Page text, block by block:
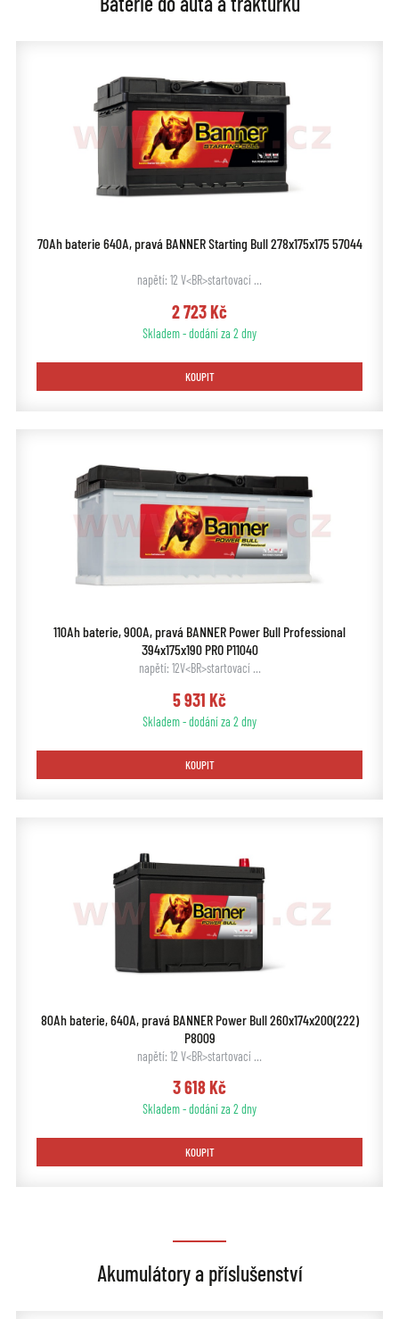
70Ah baterie 640A, pravá BANNER Starting Bull 278x175x175 57044
napětí: 12 V<BR>startovací …
2 723 Kč
Skladem - dodání za 2 dny
KOUPIT
110Ah baterie, 900A, pravá BANNER Power Bull Professional
394x175x190 PRO P11040
napětí: 12V<BR>startovací …
5 931 Kč
Skladem - dodání za 2 dny
KOUPIT
80Ah baterie, 640A, pravá BANNER Power Bull 260x174x200(222)
P8009
napětí: 12 V<BR>startovací …
3 618 Kč
Skladem - dodání za 2 dny
KOUPIT
Akumulátory a příslušenství